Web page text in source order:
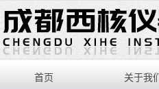
首页 关于我们